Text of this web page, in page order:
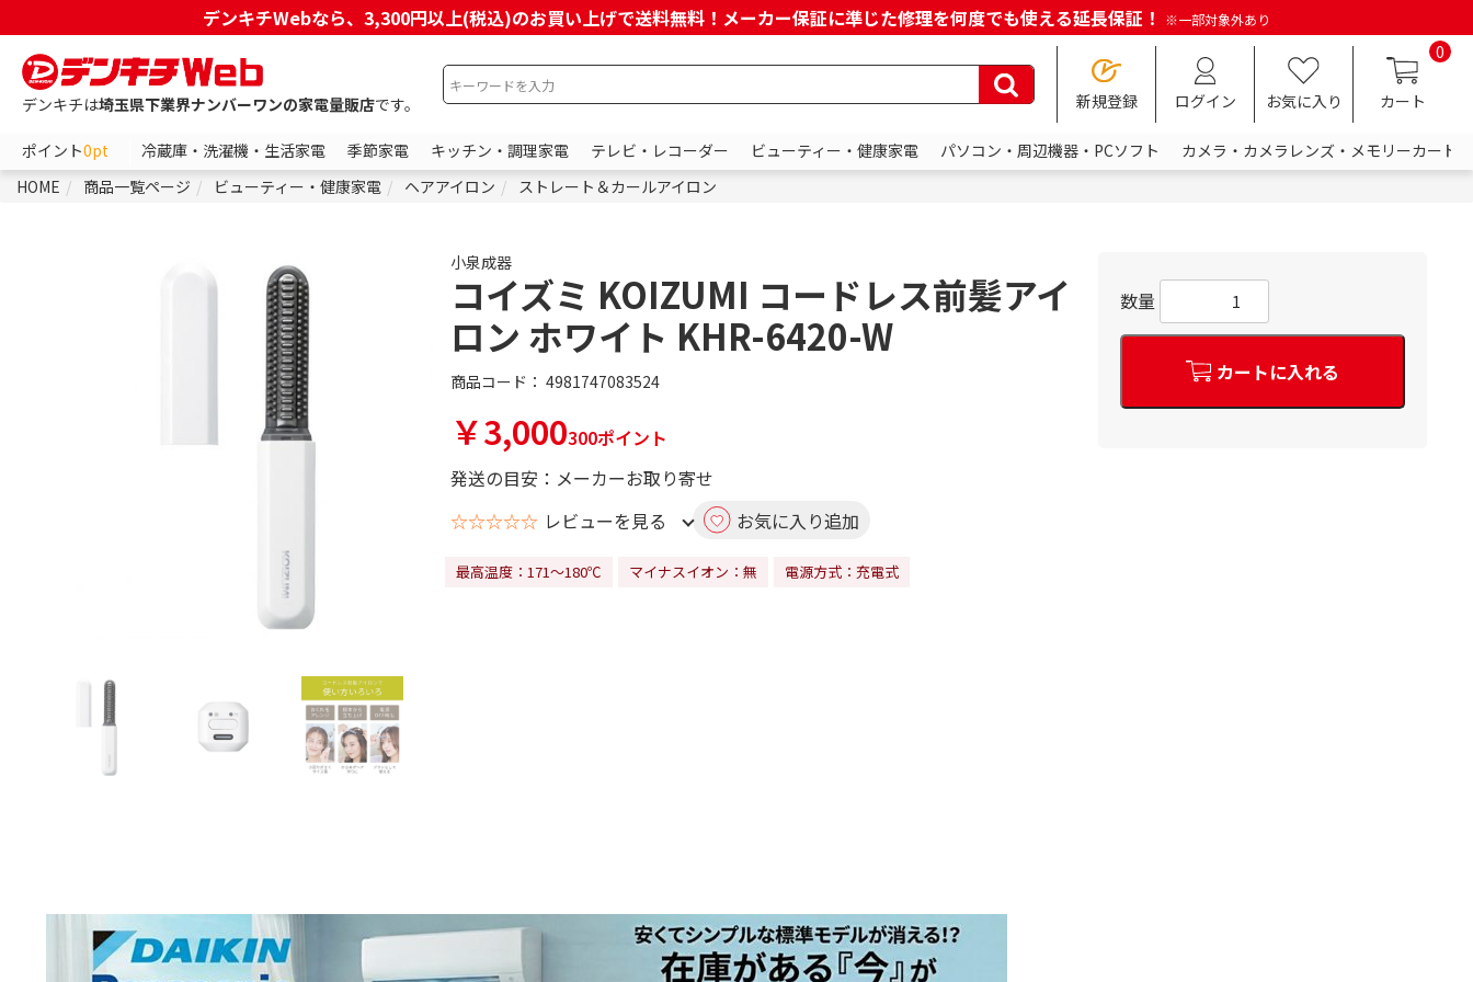
デンキチWebなら、3,300円以上(税込)のお買い上げで送料無料！メーカー保証に準じた修理を何度でも使える延長保証！ ※一部対象外あり
デンキチは埼玉県下業界ナンバーワンの家電量販店です。 新規登録 ログイン お気に入り
0
カート
ポイント0pt 冷蔵庫・洗濯機・生活家電 季節家電 キッチン・調理家電 テレビ・レコーダー ビューティー・健康家電 パソコン・周辺機器・PCソフト
カメラ・カメラレンズ・メモリーカード
HOME
商品一覧ページ ビューティー・健康家電 ヘアアイロン ストレート＆カールアイロン
小泉成器
コイズミ KOIZUMI コードレス前髪アイ
ロン ホワイト KHR-6420-W
商品コード： 4981747083524
￥3,000300ポイント
発送の目安：メーカーお取り寄せ
☆☆☆☆☆ レビューを見る お気に入り追加
最高温度：171～180℃ マイナスイオン：無 電源方式：充電式
数量
カートに入れる